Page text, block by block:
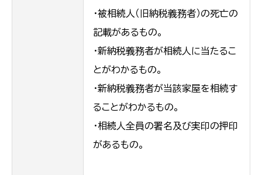
・被相続人（旧納税義務者）の死亡の
記載があるもの。
・新納税義務者が相続人に当たるこ
とがわかるもの。
・新納税義務者が当該家屋を相続す
ることがわかるもの。
・相続人全員の署名及び実印の押印
があるもの。